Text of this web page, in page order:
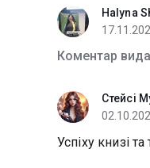
Halyna
Коментар
Стейсі
Успіху книзі